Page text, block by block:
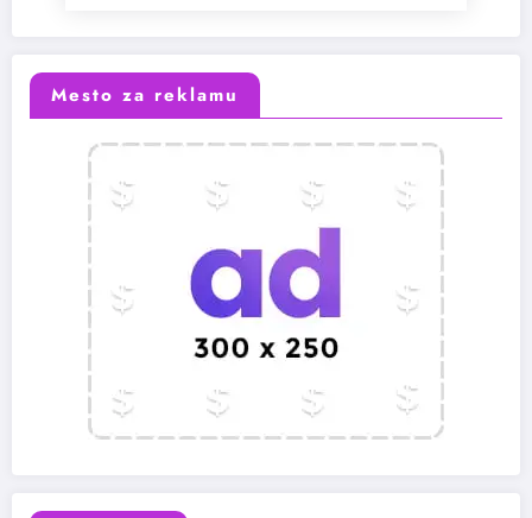
Mesto za reklamu